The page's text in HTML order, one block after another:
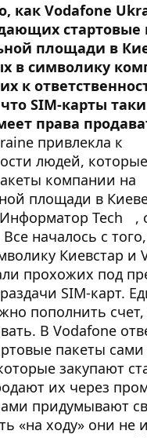
как Vodafone
стартовые
площади в
в символику
к
SIM-карты
права
привлекла к
людей,
компании на
площади в
Информатор Tech
,
Все началось с
Киевстар и
прохожих под
SIM-карт.
пополнить
В Vodafone
пакеты сами
закупают
их через
придумывают
«на ходу» они не